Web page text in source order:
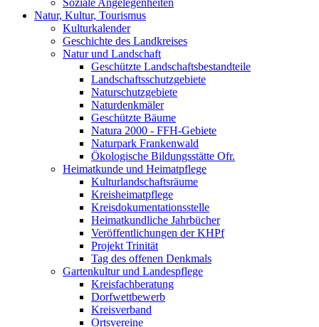
Soziale Angelegenheiten
Natur, Kultur, Tourismus
Kulturkalender
Geschichte des Landkreises
Natur und Landschaft
Geschützte Landschaftsbestandteile
Landschaftsschutzgebiete
Naturschutzgebiete
Naturdenkmäler
Geschützte Bäume
Natura 2000 - FFH-Gebiete
Naturpark Frankenwald
Ökologische Bildungsstätte Ofr.
Heimatkunde und Heimatpflege
Kulturlandschaftsräume
Kreisheimatpflege
Kreisdokumentationsstelle
Heimatkundliche Jahrbücher
Veröffentlichungen der KHPf
Projekt Trinität
Tag des offenen Denkmals
Gartenkultur und Landespflege
Kreisfachberatung
Dorfwettbewerb
Kreisverband
Ortsvereine